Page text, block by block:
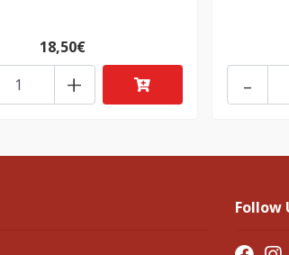
18,50€
+ -
Follow